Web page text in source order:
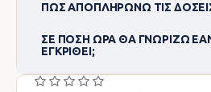
ΠΏΣ ΑΠΟΠΛΗΡΏΝΩ ΤΙΣ
ΣΕ ΠΌΣΗ ΏΡΑ ΘΑ ΓΝΩΡΊΖΩ
ΕΓΚΡΙΘΕΊ;